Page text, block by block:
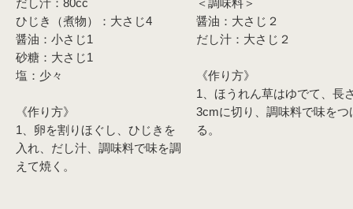
だし汁：80cc
ひじき（煮物）：大さじ4
醤油：小さじ1
砂糖：大さじ1
塩：少々
《作り方》
1、卵を割りほぐし、ひじきを
入れ、だし汁、調味料で味を調
えて焼く。
＜調味料＞
醤油：大さじ２
だし汁：大さじ２
《作り方》
1、ほうれん草はゆでて、長
3cmに切り、調味料で味をつ
る。